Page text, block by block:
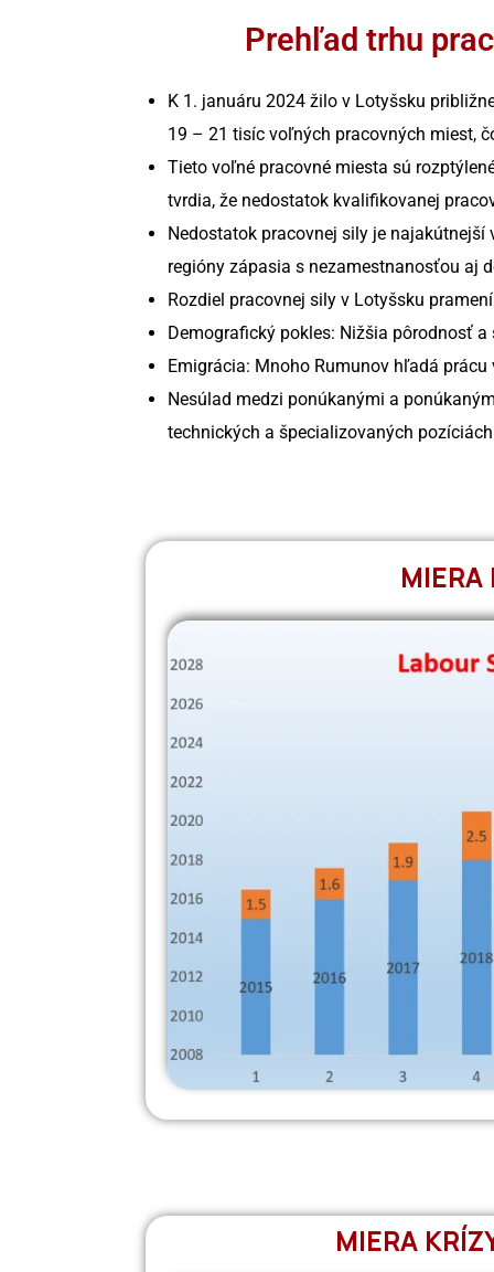
Prehľad trhu
K 1. januáru 2024 žilo v Lotyšsku
19 – 21 tisíc voľných pracovných miest,
Tieto voľné pracovné miesta sú
tvrdia, že nedostatok kvalifikovanej
Nedostatok pracovnej sily je
regióny zápasia s nezamestnanosťou aj
Rozdiel pracovnej sily v Lotyšsku
Demografický pokles: Nižšia pôrodnosť
Emigrácia: Mnoho Rumunov hľadá
Nesúlad medzi ponúkanými a
technických a špecializovaných
MIERA
MIERA